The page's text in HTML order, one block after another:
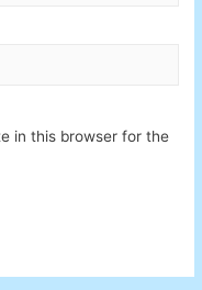
in this browser for the